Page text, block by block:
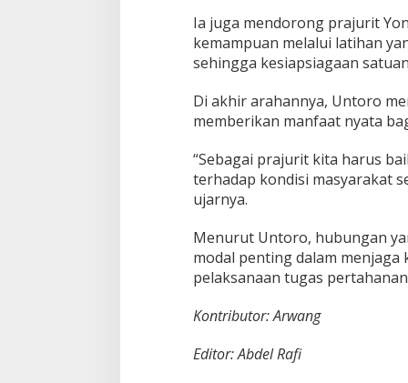
a
k
y
a
Ia juga mendorong prajurit
kemampuan melalui latihan
sehingga kesiapsiagaan
Di akhir arahannya, Untoro
memberikan manfaat nyata
“Sebagai prajurit kita harus
terhadap kondisi masyarakat
ujarnya.
Menurut Untoro, hubungan
modal penting dalam
pelaksanaan tugas
Kontributor: Arwang
Editor: Abdel Rafi